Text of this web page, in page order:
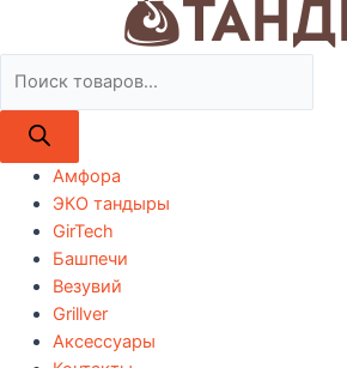
товаров
Амфора
ЭКО тандыры
GirTech
Башпечи
Везувий
Grillver
Аксессуары